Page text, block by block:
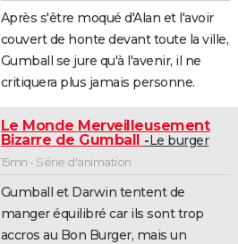
Après s'être moqué d'Alan et l'avoir
couvert de honte devant toute la ville,
Gumball se jure qu'à l'avenir, il ne
critiquera plus jamais personne.
Le Monde Merveilleusement
Bizarre de Gumball
Le burger
15mn - Série d'animation
Gumball et Darwin tentent de
manger équilibré car ils sont trop
accros au Bon Burger, mais un